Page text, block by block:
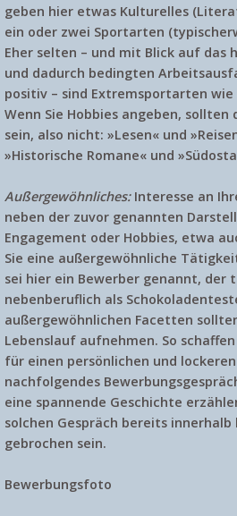
geben hier etwas Kulturelles
ein oder zwei Sportarten
Eher selten – und mit Blick auf das
und dadurch bedingten
positiv – sind Extremsportarten wie
Wenn Sie Hobbies angeben,
sein, also nicht: »Lesen« und
»Historische Romane« und
Außergewöhnliches: Interesse an
neben der zuvor genannten
Engagement oder Hobbies, etwa
Sie eine außergewöhnliche
sei hier ein Bewerber genannt, der
nebenberuflich als
außergewöhnlichen Facetten
Lebenslauf aufnehmen. So
für einen persönlichen und
nachfolgendes
eine spannende Geschichte
solchen Gespräch bereits
gebrochen sein.
Bewerbungsfoto